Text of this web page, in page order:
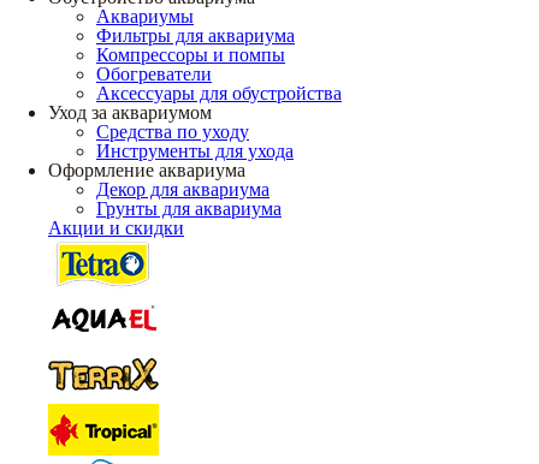
Аквариумы
Фильтры для аквариума
Компрессоры и помпы
Обогреватели
Аксессуары для обустройства
Уход за аквариумом
Средства по уходу
Инструменты для ухода
Оформление аквариума
Декор для аквариума
Грунты для аквариума
Акции и скидки